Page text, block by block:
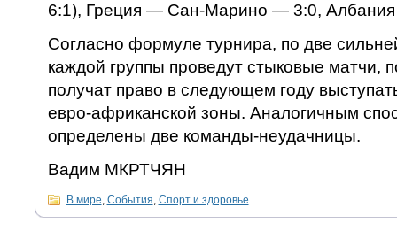
6:1), Греция — Сан-Марино — 3:0,
Согласно формуле турнира, по две
каждой группы проведут стыковые матчи,
получат право в следующем году
евро-африканской зоны. Аналогичным
определены две команды-неудачницы.
Вадим МКРТЧЯН
В мире, События, Спорт и здоровье